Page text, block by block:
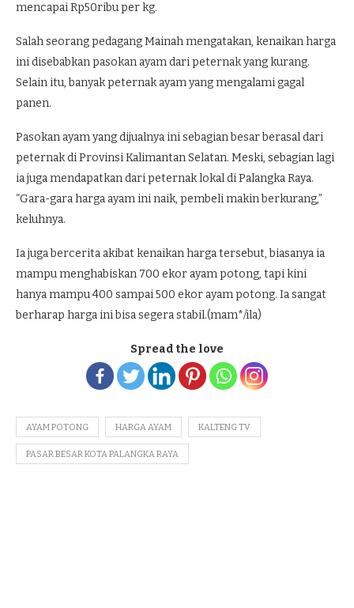
mencapai Rp50ribu per kg.
Salah seorang pedagang Mainah mengatakan, kenaikan harga
ini disebabkan pasokan ayam dari peternak yang kurang.
Selain itu, banyak peternak ayam yang mengalami gagal
panen.
Pasokan ayam yang dijualnya ini sebagian besar berasal dari
peternak di Provinsi Kalimantan Selatan. Meski, sebagian lagi
ia juga mendapatkan dari peternak lokal di Palangka Raya.
“Gara-gara harga ayam ini naik, pembeli makin berkurang,”
keluhnya.
Ia juga bercerita akibat kenaikan harga tersebut, biasanya ia
mampu menghabiskan 700 ekor ayam potong, tapi kini
hanya mampu 400 sampai 500 ekor ayam potong. Ia sangat
berharap harga ini bisa segera stabil.(mam*/ila)
Spread the love
AYAM POTONG HARGA AYAM KALTENG TV
PASAR BESAR KOTA PALANGKA RAYA